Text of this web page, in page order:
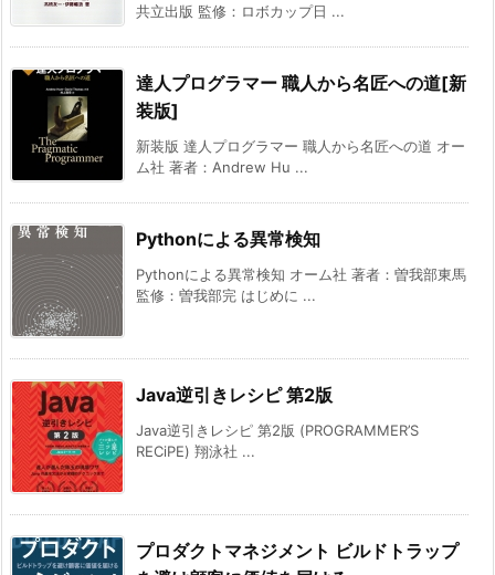
共立出版 監修：ロボカップ日 ...
達人プログラマー 職人から名匠への道[新
装版]
新装版 達人プログラマー 職人から名匠への道 オー
ム社 著者：Andrew Hu ...
Pythonによる異常検知
Pythonによる異常検知 オーム社 著者：曽我部東馬
監修：曽我部完 はじめに ...
Java逆引きレシピ 第2版
Java逆引きレシピ 第2版 (PROGRAMMER’S
RECiPE) 翔泳社 ...
プロダクトマネジメント ビルドトラップ